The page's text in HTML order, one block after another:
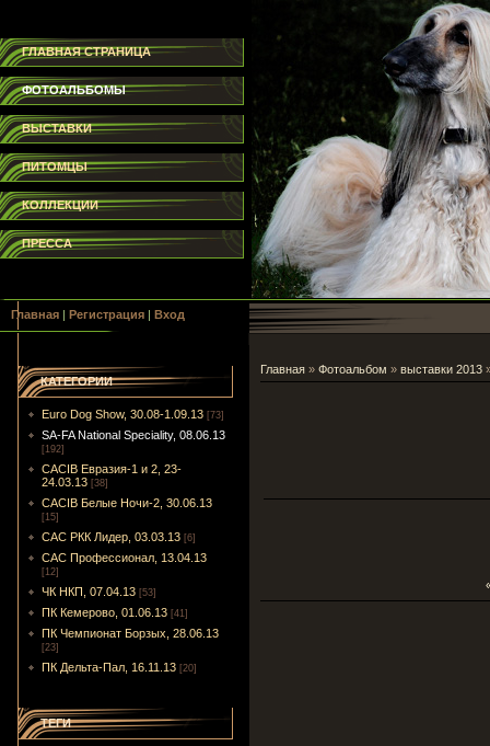
ГЛАВНАЯ СТРАНИЦА
ФОТОАЛЬБОМЫ
ВЫСТАВКИ
ПИТОМЦЫ
КОЛЛЕКЦИИ
ПРЕССА
Главная | Регистрация | Вход
КАТЕГОРИИ
Euro Dog Show, 30.08-1.09.13 [73]
SA-FA National Speciality, 08.06.13
[192]
CACIB Евразия-1 и 2, 23-
24.03.13 [38]
CACIB Белые Ночи-2, 30.06.13
[15]
САС РКК Лидер, 03.03.13 [6]
САС Профессионал, 13.04.13
[12]
ЧК НКП, 07.04.13 [53]
ПК Кемерово, 01.06.13 [41]
ПК Чемпионат Борзых, 28.06.13
[23]
ПК Дельта-Пал, 16.11.13 [20]
ТЕГИ
Главная » Фотоальбом » выставки 2013